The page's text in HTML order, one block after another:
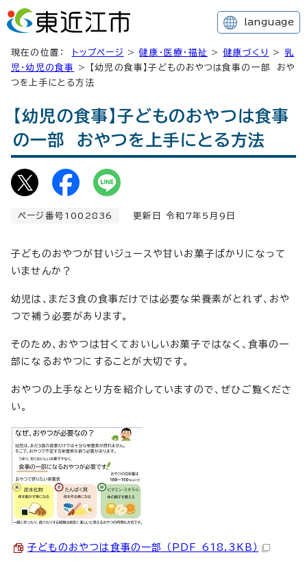
language
現在の位置： トップページ >健康・医療・福祉 > 健康づくり >乳
児・幼児の食事
> 【幼児の食事】子どものおやつは食事の一部 おや
つを上手にとる方法
【幼児の食事】子どものおやつは食事
の一部 おやつを上手にとる方法
ページ番号1002836 更新日 令和7年5月9日
子どものおやつが甘いジュースや甘いお菓子ばかりになって
いませんか？
幼児は、まだ3食の食事だけでは必要な栄養素がとれず、おや
つで補う必要があります。
そのため、おやつは甘くておいしいお菓子ではなく、食事の一
部になるおやつにすることが大切です。
おやつの上手なとり方を紹介していますので、ぜひご覧くださ
い。
子どものおやつは食事の一部 （PDF 618.3KB）